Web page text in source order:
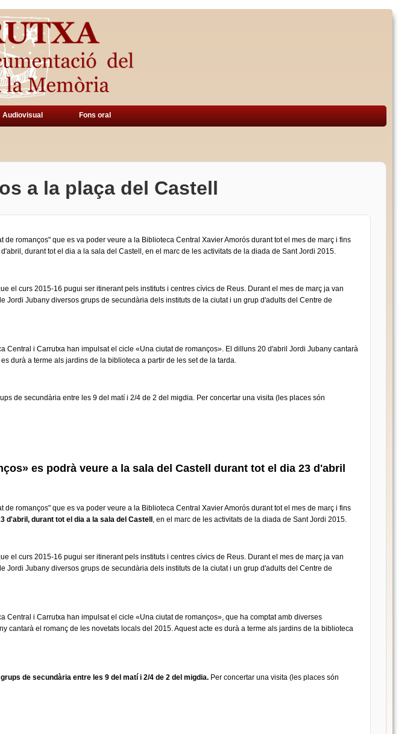
Audiovisual Fons oral
a la plaça del Castell
romanços" que es va poder veure a la Biblioteca Central Xavier Amorós durant tot el mes de març i fins
durant tot el dia a la sala del Castell, en el marc de les activitats de la diada de Sant Jordi 2015.
el curs 2015-16 pugui ser itinerant pels instituts i centres cívics de Reus. Durant el mes de març ja van
Jordi Jubany diversos grups de secundària dels instituts de la ciutat i un grup d'adults del Centre de
Central i Carrutxa han impulsat el cicle «Una ciutat de romanços». El dilluns 20 d'abril Jordi Jubany cantarà
durà a terme als jardins de la biblioteca a partir de les set de la tarda.
de secundària entre les 9 del matí i 2/4 de 2 del migdia. Per concertar una visita (les places són
es podrà veure a la sala del Castell durant tot el dia 23 d'abril
romanços" que es va poder veure a la Biblioteca Central Xavier Amorós durant tot el mes de març i fins
d'abril, durant tot el dia a la sala del Castell , en el marc de les activitats de la diada de Sant Jordi 2015.
el curs 2015-16 pugui ser itinerant pels instituts i centres cívics de Reus. Durant el mes de març ja van
Jordi Jubany diversos grups de secundària dels instituts de la ciutat i un grup d'adults del Centre de
Central i Carrutxa han impulsat el cicle «Una ciutat de romanços», que ha comptat amb diverses
cantarà el romanç de les novetats locals del 2015. Aquest acte es durà a terme als jardins de la biblioteca
de secundària entre les 9 del matí i 2/4 de 2 del migdia.Per concertar una visita (les places són